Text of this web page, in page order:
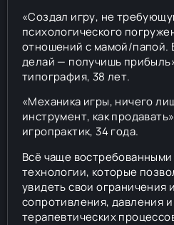
«Создал игру, не
психологического
отношений с мамой/папой.
делай — получишь
типография, 38 лет.
«Механика игры, ничего
инструмент, как
игропрактик, 34 года.
Всё чаще
технологии, которые
увидеть свои ограничения
сопротивления, давления
терапевтических